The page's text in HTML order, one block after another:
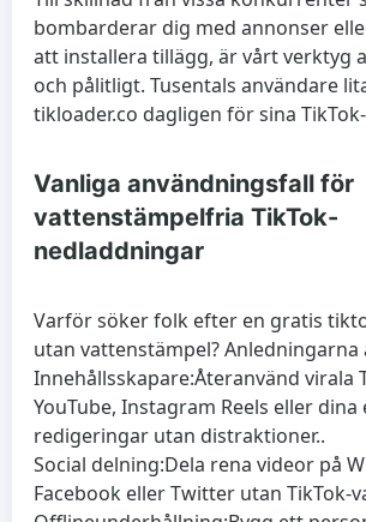
bombarderar dig med annonser
att installera tillägg, är vårt verktyg
och pålitligt. Tusentals användare
tikloader.co dagligen för sina
Vanliga användningsfall för
vattenstämpelfria TikTok-
nedladdningar
Varför söker folk efter en gratis
utan vattenstämpel? Anledningarna
Innehållsskapare:Återanvänd virala
YouTube, Instagram Reels eller dina
redigeringar utan distraktioner..
Social delning:Dela rena videor på
Facebook eller Twitter utan TikTok-